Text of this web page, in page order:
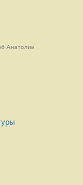
Анатолии